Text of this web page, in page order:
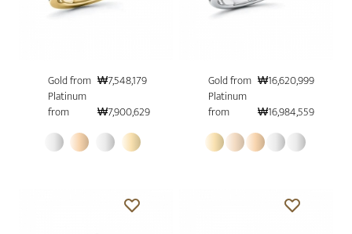
Gold from ₩7,548,179
Platinum
from
₩7,900,629
Gold from ₩16,620,999
Platinum
from
₩16,984,559